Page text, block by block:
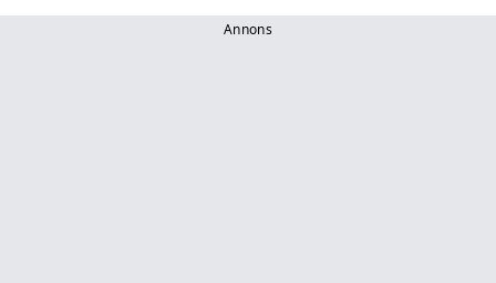
Annons